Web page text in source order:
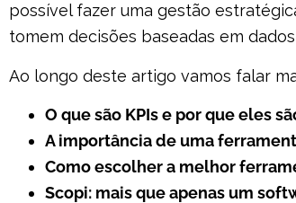
possível fazer uma gestão
tomem decisões baseadas em
Ao longo deste artigo vamos falar
O que são KPIs e por que eles
A importância de uma
Como escolher a melhor
Scopi: mais que apenas um